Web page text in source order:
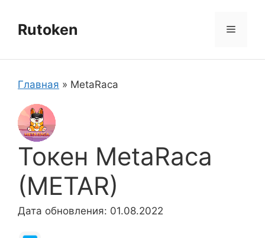
содержимому
Rutoken Меню
Главная » MetaRaca
Токен MetaRaca
(METAR)
Дата обновления: 01.08.2022